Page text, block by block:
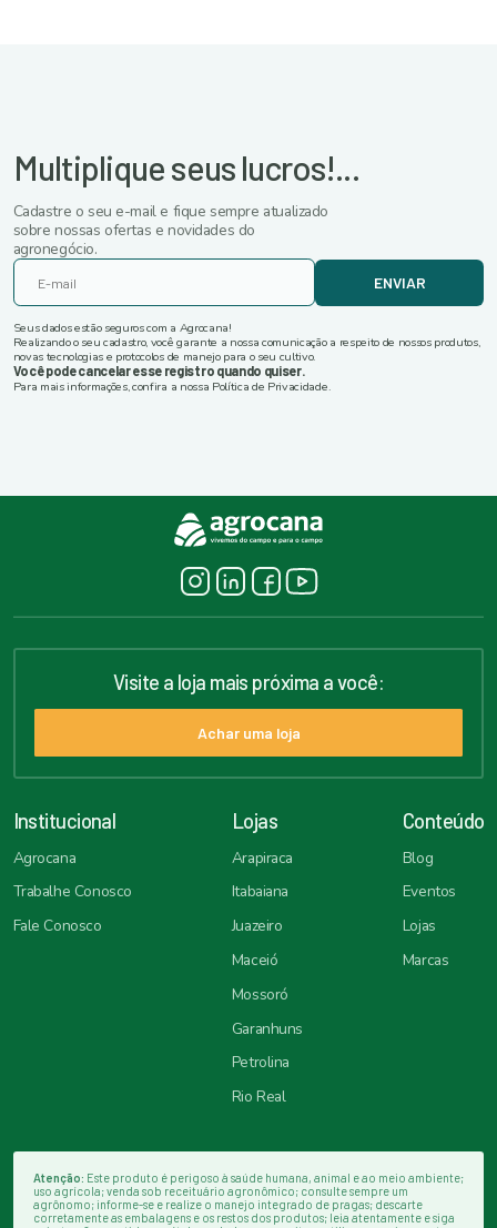
Multiplique seus lucros!...
Cadastre o seu e-mail e fique sempre atualizado
sobre nossas ofertas e novidades do
agronegócio.
ENVIAR
Seus dados estão seguros com a Agrocana!
Realizando o seu cadastro, você garante a nossa comunicação a respeito de nossos produtos,
novas tecnologias e protocolos de manejo para o seu cultivo.
Você pode cancelar esse registro quando quiser.
Para mais informações, confira a nossa Política de Privacidade.
Institucional
Agrocana
Trabalhe Conosco
Fale Conosco
Lojas
Arapiraca
Itabaiana
Juazeiro
Maceió
Mossoró
Garanhuns
Petrolina
Rio Real
Conteúdo
Blog
Eventos
Lojas
Marcas
Visite a loja mais próxima a você:
Achar uma loja
Atenção: Este produto é perigoso à saúde humana, animal e ao meio ambiente;
uso agrícola; venda sob receituário agronômico; consulte sempre um
agrônomo; informe-se e realize o manejo integrado de pragas; descarte
corretamente as embalagens e os restos dos produtos; leia atentamente e siga